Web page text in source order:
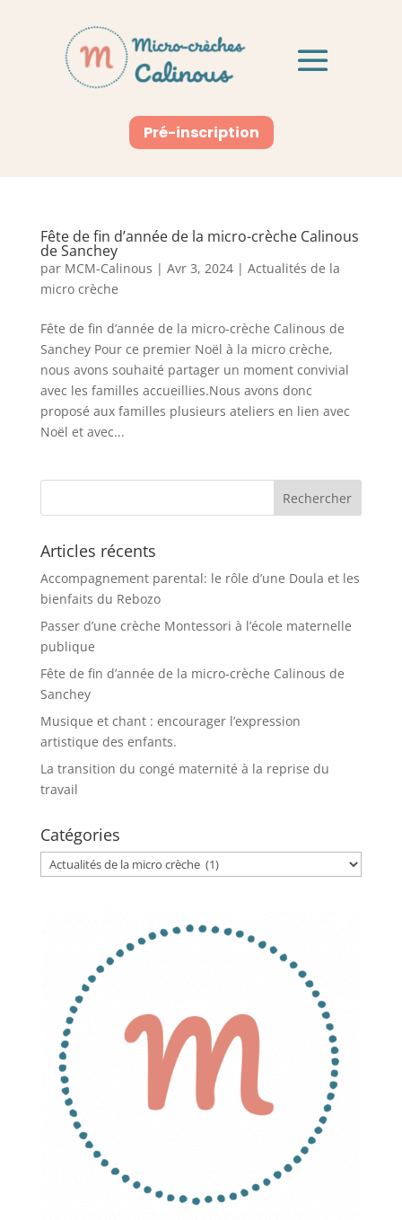
Pré-inscription
Fête de fin d’année de la micro-crèche Calinous
de Sanchey
par MCM-Calinous | Avr 3, 2024| Actualités de la
micro crèche
Fête de fin d’année de la micro-crèche Calinous de
Sanchey Pour ce premier Noël à la micro crèche,
nous avons souhaité partager un moment convivial
avec les familles accueillies.Nous avons donc
proposé aux familles plusieurs ateliers en lien avec
Noël et avec...
Articles récents
Accompagnement parental: le rôle d’une Doula et les
bienfaits du Rebozo
Passer d’une crèche Montessori à l’école maternelle
publique
Fête de fin d’année de la micro-crèche Calinous de
Sanchey
Musique et chant : encourager l’expression
artistique des enfants.
La transition du congé maternité à la reprise du
travail
Catégories
Catégories